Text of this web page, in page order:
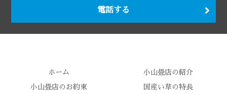
電話する
ホーム 小山畳店の紹介
小山畳店のお約束 国産い草の特長